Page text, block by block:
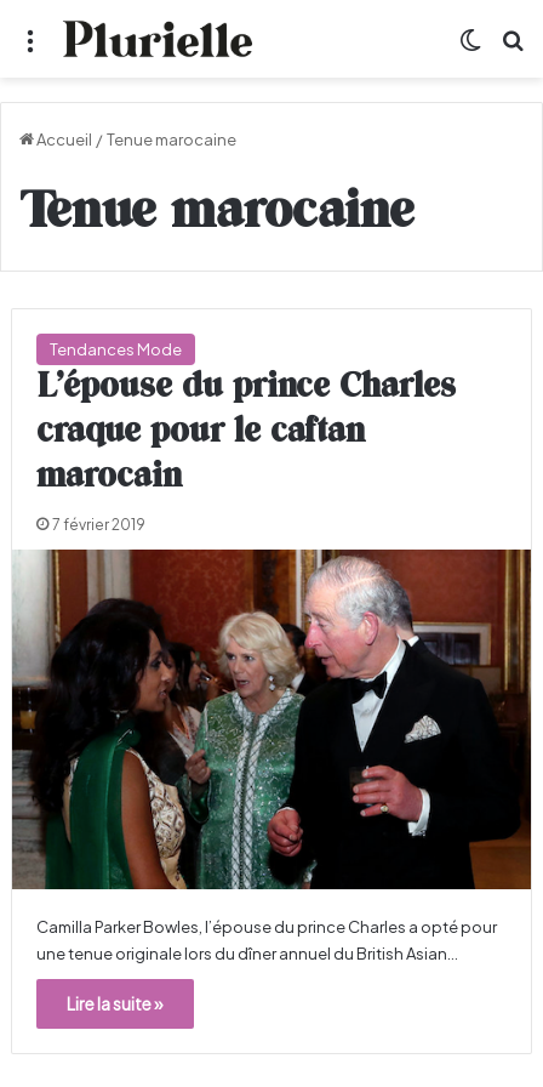
Menu
Accueil /Tenue marocaine
Tenue marocaine
Tendances Mode
L’épouse du prince Charles
craque pour le caftan
marocain
7 février 2019
Camilla Parker Bowles, l’épouse du prince Charles a opté pour
une tenue originale lors du dîner annuel du British Asian…
Lire la suite »